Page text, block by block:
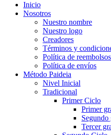
Inicio
Nosotros
Nuestro nombre
Nuestro logo
Creadores
Términos y
Política de
Política de envíos
Método Paideia
Nivel Inicial
Tradicional
Primer Ciclo
Primer
Segundo
Tercer